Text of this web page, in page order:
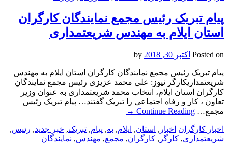
پیام تبریک رئیس مجمع نمایندگان کارگران
استان ایلام به مهندس شریعتمداری
Posted on اکتبر 30, 2018
پیام تبریک رئیس مجمع نمایندگان کارگران استان ایلام به مهندس
شریعتمداریکارگر نیوز: علی محمد عزیزی رئیس مجمع نمایندگان
کارگران استان ایلام، انتخاب محمد شریعتمداری به عنوان وزیر
تعاون ، کار و رفاه اجتماعی را تبریک گفتند… پیام تبریک رئیس
مجمع… Continue Reading
→
اخبار کارگران اخبار , استان, ایلام, به, پیام, تبریک, خبر جدید, رئیس,
شریعتمداری, کارگر , کارگران, مجمع, مهندس, نمایندگان